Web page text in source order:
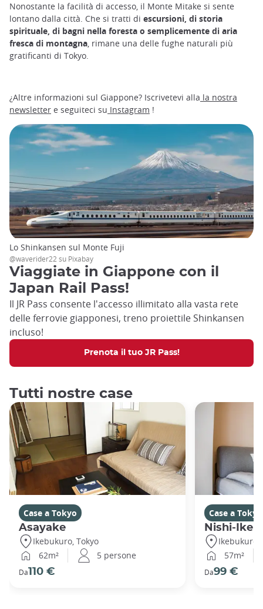
Nonostante la facilità di accesso, il Monte Mitake si sente
lontano dalla città. Che si tratti di escursioni, di storia
spirituale, di bagni nella foresta o semplicemente di aria
fresca di montagna, rimane una delle fughe naturali più
gratificanti di Tokyo.
¿Altre informazioni sul Giappone? Iscrivetevi alla la nostra
newsletter e seguiteci su Instagram !
Viaggiate in Giappone con il
Japan Rail Pass!
Il JR Pass consente l'accesso illimitato alla vasta rete
delle ferrovie giapponesi, treno proiettile Shinkansen
incluso!
Prenota il tuo JR Pass!
Lo Shinkansen sul Monte Fuji
@waverider22 su Pixabay
Tutti nostre case
Case a Tokyo
Asayake
Ikebukuro, Tokyo
62m²
5 persone
Da110 €
Case a Tokyo
Nishi-
Ikebukuro,
57m²
Da99 €